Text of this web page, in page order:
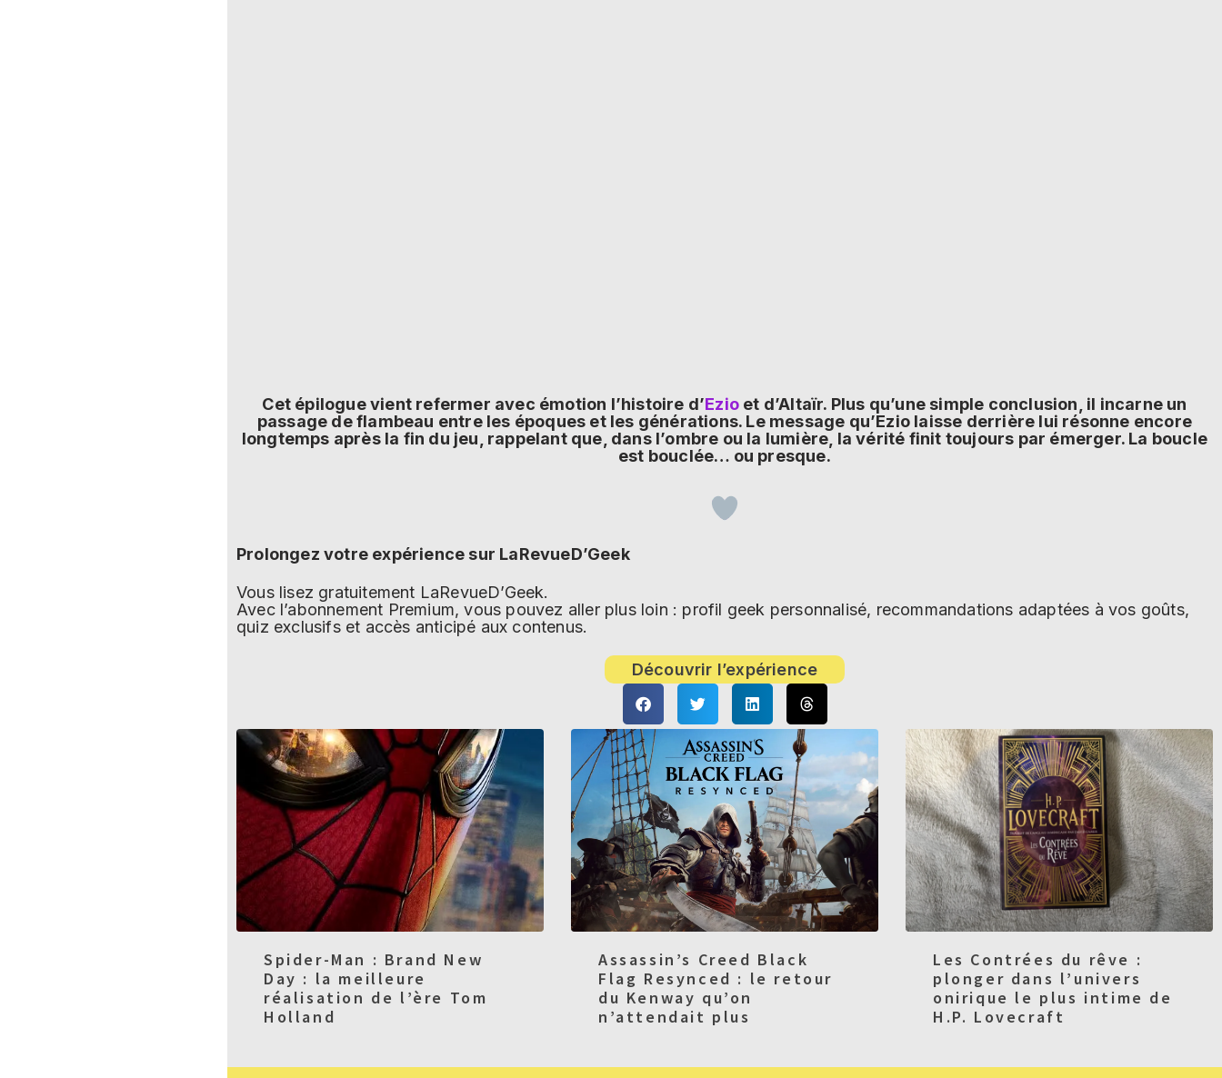
Cet épilogue vient refermer avec émotion l’histoire d’Ezio et d’Altaïr. Plus qu’une simple conclusion, il incarne un
passage de flambeau entre les époques et les générations. Le message qu’Ezio laisse derrière lui résonne encore
longtemps après la fin du jeu, rappelant que, dans l’ombre ou la lumière, la vérité finit toujours par émerger. La boucle
est bouclée… ou presque.
Prolongez votre expérience sur LaRevueD’Geek
Vous lisez gratuitement LaRevueD’Geek.
Avec l’abonnement Premium, vous pouvez aller plus loin : profil geek personnalisé, recommandations adaptées à vos goûts,
quiz exclusifs et accès anticipé aux contenus.
Découvrir l’expérience
Spider-Man : Brand New
Day : la meilleure
réalisation de l’ère Tom
Holland
Assassin’s Creed Black
Flag Resynced : le retour
du Kenway qu’on
n’attendait plus
Les Contrées du rêve :
plonger dans l’univers
onirique le plus intime de
H.P. Lovecraft